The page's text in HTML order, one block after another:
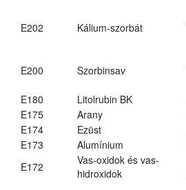
E202 Kálium-szorbát
E200 Szorbinsav
E180
Litolrubin BK
E175
Arany
E174
Ezüst
E173
Alumínium
E172
Vas-oxidok és vas-
hidroxidok